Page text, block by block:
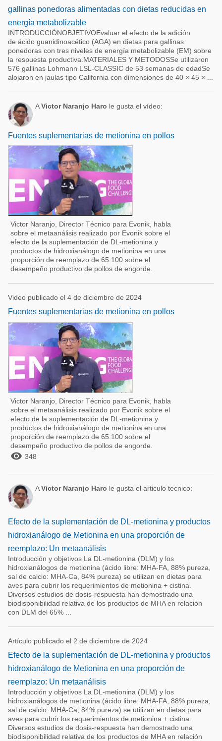
gallinas ponedoras alimentadas con dietas reducidas en
energía metabolizable
INTRODUCCIÓNOBJETIVOEvaluar el efecto de la adición
de ácido guanidinoacético (AGA) en dietas para gallinas
ponedoras con tres niveles de energía metabolizable (EM) sobre
la respuesta productiva.MATERIALES Y METODOSSe utilizaron
576 gallinas Lohmann LSL-CLASSIC de 53 semanas de edadSe
alojaron en jaulas tipo California con dimensiones de 40 × 45 × ...
AVictor Naranjo Haro le gusta el vídeo:
Fuentes suplementarias de metionina en pollos
Victor Naranjo, Director Técnico para Evonik, habla
sobre el metaanálisis realizado por Evonik sobre el
efecto de la suplementación de DL-metionina y
productos de hidroxianálogo de metionina en una
proporción de reemplazo de 65:100 sobre el
desempeño productivo de pollos de engorde.
Video publicado el 4 de diciembre de 2024
Fuentes suplementarias de metionina en pollos
Victor Naranjo, Director Técnico para Evonik, habla
sobre el metaanálisis realizado por Evonik sobre el
efecto de la suplementación de DL-metionina y
productos de hidroxianálogo de metionina en una
proporción de reemplazo de 65:100 sobre el
desempeño productivo de pollos de engorde.
 348
AVictor Naranjo Haro le gusta el articulo tecnico:
Efecto de la suplementación de DL-metionina y productos
hidroxianálogo de Metionina en una proporción de
reemplazo: Un metaanálisis
Introducción y objetivos La DL-metionina (DLM) y los
hidroxianálogos de metionina (ácido libre: MHA-FA, 88% pureza,
sal de calcio: MHA-Ca, 84% pureza) se utilizan en dietas para
aves para cubrir los requerimientos de metionina + cistina.
Diversos estudios de dosis-respuesta han demostrado una
biodisponibilidad relativa de los productos de MHA en relación
con DLM del 65% ...
Artículo publicado el 2 de diciembre de 2024
Efecto de la suplementación de DL-metionina y productos
hidroxianálogo de Metionina en una proporción de
reemplazo: Un metaanálisis
Introducción y objetivos La DL-metionina (DLM) y los
hidroxianálogos de metionina (ácido libre: MHA-FA, 88% pureza,
sal de calcio: MHA-Ca, 84% pureza) se utilizan en dietas para
aves para cubrir los requerimientos de metionina + cistina.
Diversos estudios de dosis-respuesta han demostrado una
biodisponibilidad relativa de los productos de MHA en relación